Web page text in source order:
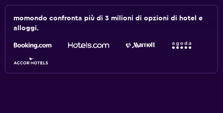
momondo confronta più di 3 milioni di opzioni di hotel e
alloggi.